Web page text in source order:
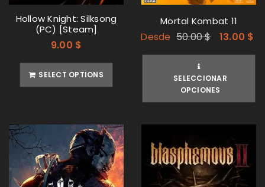
Hollow Knight: Silksong
(PC) [Steam]
9.00 $
SELECT OPTIONS
Mortal Kombat 11
Desde 50.00$ 13.00 $
SELECCIONAR
OPCIONES